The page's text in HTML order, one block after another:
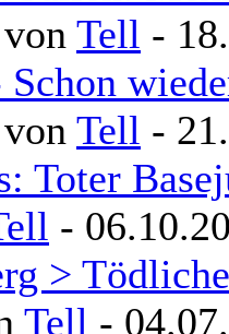
Tell -
Tell -
Toter
-
>
Tell -